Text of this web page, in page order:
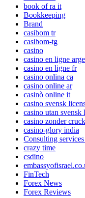
book of ra it
Bookkeeping
Brand
casibom tr
casibom-tg
casino
casino en ligne
casino en ligne fr
casino onlina ca
casino online ar
casinò online it
casino svensk
casino utan svensk
casino zonder
casino-glory india
Consulting
crazy time
csdino
FinTech
Forex News
Forex Reviews